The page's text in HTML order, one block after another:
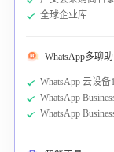
全球企业库
WhatsApp多聊
WhatsApp 云设备
WhatsApp
WhatsApp